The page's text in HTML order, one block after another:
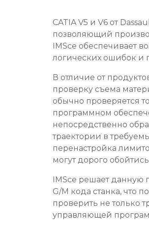
CATIA V5 и V6 от
позволяющий
IMSce обеспечивает
логических ошибок и
В отличие от
проверку съема
обычно проверяется
программном
непосредственно
траектории в
перенастройка
могут дорого
IMSce решает данную
G/M кода станка, что
проверить не только
управляющей